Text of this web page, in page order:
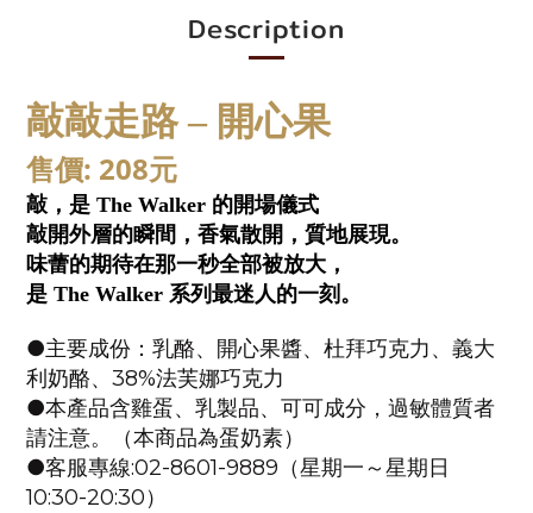
Description
敲敲走路 – 開心果
售價: 208元
敲，是 The Walker 的開場儀式
敲開外層的瞬間，香氣散開，質地展現。
味蕾的期待在那一秒全部被放大，
是 The Walker 系列最迷人的一刻。
●主要成份：乳酪、開心果醬、杜拜巧克力、義大
利奶酪、38%法芙娜巧克力
●本產品含雞蛋、乳製品、可可成分，過敏體質者
請注意。（本商品為蛋奶素）
●客服專線:02-8601-9889 （星期一～星期日
10:30-20:30）